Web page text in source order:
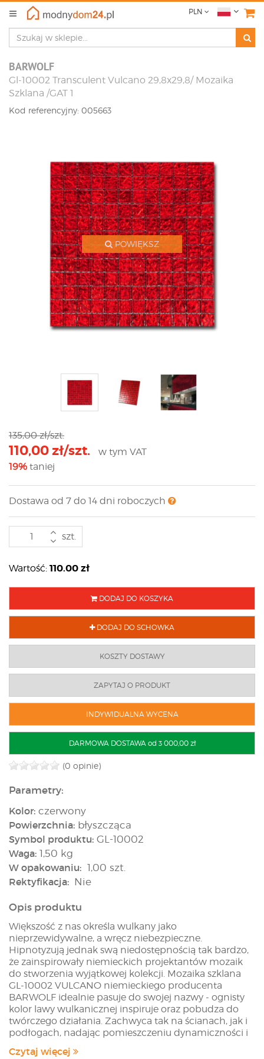
PLN
BARWOLF
Gl-10002 Transculent Vulcano 29,8x29,8/ Mozaika
Szklana /GAT 1
Kod referencyjny: 005663
POWIĘKSZ
135,00 zł/szt.
110,00 zł/szt.
w tym VAT
19% taniej
Dostawa od 7 do 14 dni roboczych
szt.
Wartość: 110.00zł
DODAJ DO KOSZYKA
DODAJ DO SCHOWKA
KOSZTY DOSTAWY
ZAPYTAJ O PRODUKT
INDYWIDUALNA WYCENA
DARMOWA DOSTAWA od 3 000,00 zł
(0 opinie)
Parametry:
Kolor: czerwony
Powierzchnia: błyszcząca
Symbol produktu: GL-10002
Waga: 1,50 kg
W opakowaniu: 1,00 szt.
Rektyfikacja: Nie
Opis produktu
Większość z nas określa wulkany jako
nieprzewidywalne, a wręcz niebezpieczne.
Hipnotyzują jednak swą niedostępnością tak bardzo,
że zainspirowały niemieckich projektantów mozaik
do stworzenia wyjątkowej kolekcji. Mozaika szklana
GL-10002 VULCANO niemieckiego producenta
BARWOLF idealnie pasuje do swojej nazwy - ognisty
kolor lawy wulkanicznej inspiruje oraz pobudza do
twórczego działania. Zachwyca tak na ścianach, jak i
podłogach, nadając pomieszczeniu dynamiczności i
wykonanie, mozaika może być również stosowana
Czytaj więcej